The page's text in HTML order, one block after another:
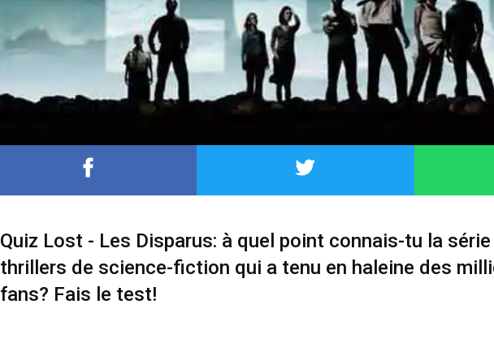
Quiz Lost - Les Disparus: à quel point connais-tu la
thrillers de science-fiction qui a tenu en haleine des
fans? Fais le test!